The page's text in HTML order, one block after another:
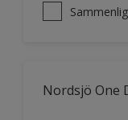
Nordsjö One